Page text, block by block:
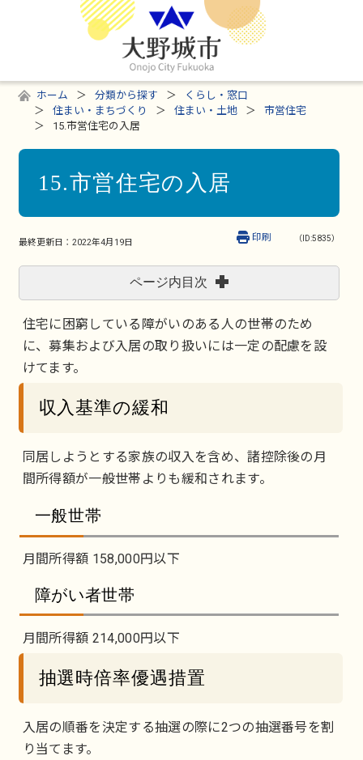
ホーム 分類から探す
くらし・窓口
住まい・まちづくり
住まい・土地
市営住宅
15.市営住宅の入居
15.市営住宅の入居
最終更新日： 2022年4月19日 （ID:5835）
印刷
ページ内目次
住宅に困窮している障がいのある人の世帯のため
に、募集および入居の取り扱いには一定の配慮を設
けてます。
収入基準の緩和
同居しようとする家族の収入を含め、諸控除後の月
間所得額が一般世帯よりも緩和されます。
一般世帯
月間所得額 158,000円以下
障がい者世帯
月間所得額 214,000円以下
抽選時倍率優遇措置
入居の順番を決定する抽選の際に2つの抽選番号を割
り当てます。